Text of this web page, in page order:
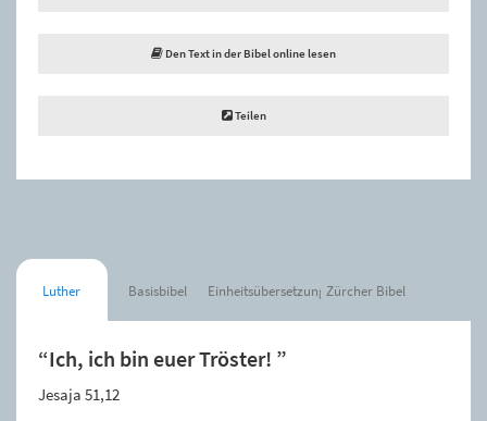
Den Text in der Bibel online lesen
Teilen
Luther Basisbibel Einheitsübersetzung Zürcher Bibel
“Ich, ich bin euer Tröster! ”
Jesaja 51,12